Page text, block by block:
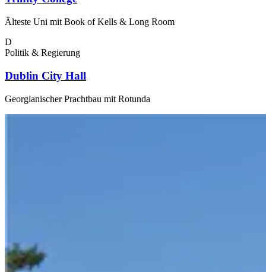
Älteste Uni mit Book of Kells & Long Room
D
Politik & Regierung
Dublin City Hall
Georgianischer Prachtbau mit Rotunda